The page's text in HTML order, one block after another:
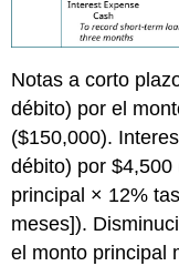
Notas a corto
débito) por el
($150,000).
débito) por
principal × 12%
meses]).
el monto principal